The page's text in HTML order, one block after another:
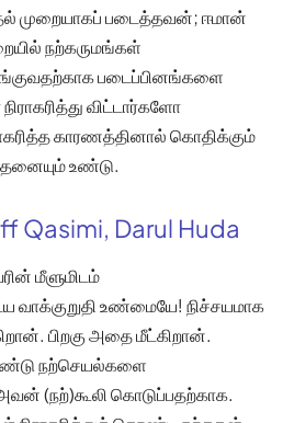
முறையாகப் படைத்தவன்; ஈமான்
நற்கருமங்கள்
படைப்பினங்களை
விட்டார்களோ
காரணத்தினால் கொதிக்கும்
உண்டு.
Qasimi, Darul Huda
மீளுமிடம்
வாக்குறுதி உண்மையே! நிச்சயமாக
பிறகு அதை மீட்கிறான்.
நற்செயல்களை
(நற்)கூலி கொடுப்பதற்காக.